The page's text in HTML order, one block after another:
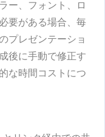
ー、フォント、ロ
要がある場合、毎
プレゼンテーショ
後に手動で修正す
な時間コストにつ